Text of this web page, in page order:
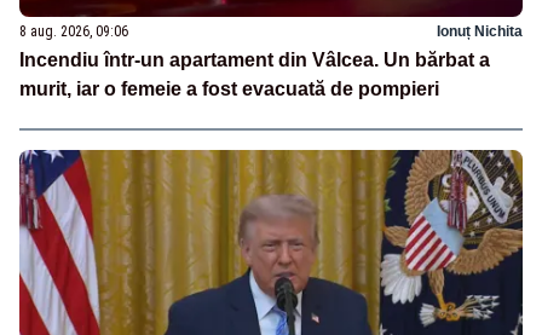
8 aug. 2026, 09:06 Ionuț Nichita
Incendiu într-un apartament din Vâlcea. Un bărbat a
murit, iar o femeie a fost evacuată de pompieri